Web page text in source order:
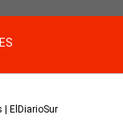
ElDiarioSur